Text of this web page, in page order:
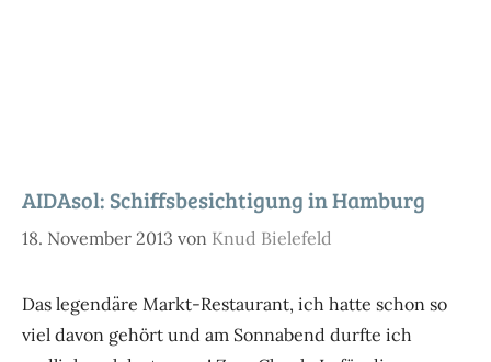
AIDAsol: Schiffsbesichtigung in Hamburg
18. November 2013 von Knud Bielefeld
Das legendäre Markt-Restaurant, ich hatte schon so
viel davon gehört und am Sonnabend durfte ich